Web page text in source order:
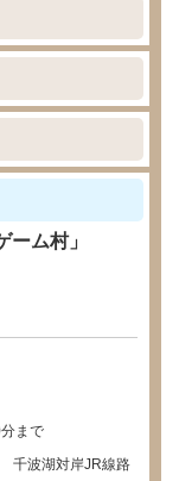
ム村」
まで
千波湖対岸JR線路